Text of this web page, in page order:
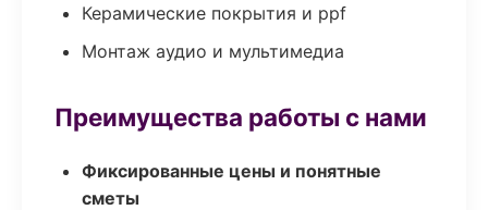
Керамические покрытия и ppf
Монтаж аудио и мультимедиа
Преимущества работы с нами
Фиксированные цены и понятные
сметы